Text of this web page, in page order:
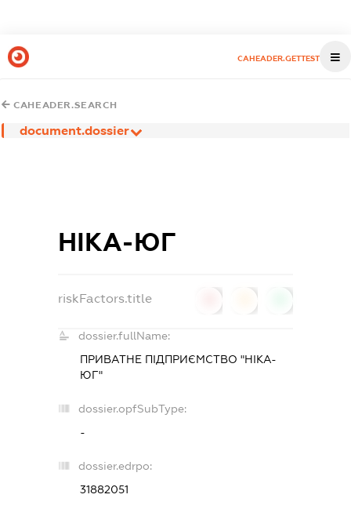
CAHEADER.GETTEST
CAHEADER.SEARCH
document.dossier
НІКА-ЮГ
riskFactors.title
dossier.fullName:
ПРИВАТНЕ ПІДПРИЄМСТВО "НІКА-
ЮГ"
dossier.opfSubType:
-
dossier.edrpo:
31882051